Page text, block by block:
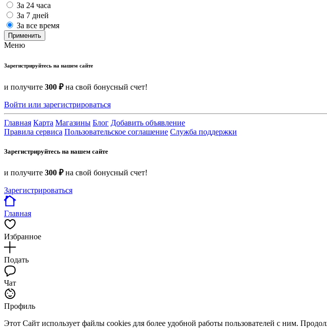
За 24 часа
За 7 дней
За все время
Применить
Меню
Зарегистрируйтесь на нашем сайте
и получите 300 ₽на свой бонусный счет!
Войти или зарегистрироваться
Главная Карта Магазины Блог Добавить объявление
Правила сервиса Пользовательское соглашение Служба поддержки
Зарегистрируйтесь на нашем сайте
и получите 300 ₽на свой бонусный счет!
Зарегистрироваться
Главная
Избранное
Подать
Чат
Профиль
Этот Сайт использует файлы cookies для более удобной работы пользователей с ним.